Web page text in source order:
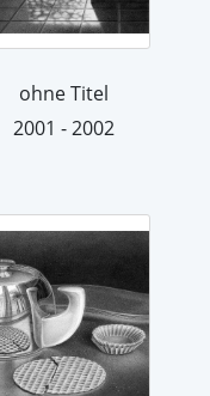
ohne Titel
2001 - 2002